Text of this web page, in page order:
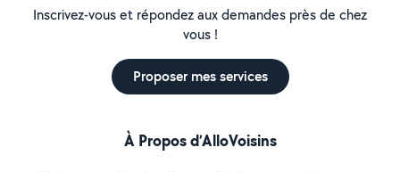
Inscrivez-vous et répondez aux demandes près de chez
vous !
Proposer mes services
À Propos d’AlloVoisins